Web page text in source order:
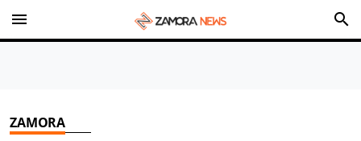
menu search
ZAMORA